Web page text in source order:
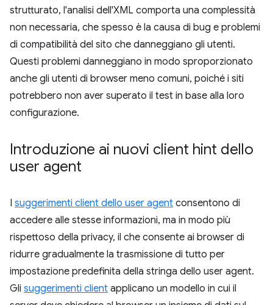
strutturato, l'analisi dell'XML comporta una complessità
non necessaria, che spesso è la causa di bug e problemi
di compatibilità del sito che danneggiano gli utenti.
Questi problemi danneggiano in modo sproporzionato
anche gli utenti di browser meno comuni, poiché i siti
potrebbero non aver superato il test in base alla loro
configurazione.
Introduzione ai nuovi client hint dello
user agent
I suggerimenti client dello user agent consentono di
accedere alle stesse informazioni, ma in modo più
rispettoso della privacy, il che consente ai browser di
ridurre gradualmente la trasmissione di tutto per
impostazione predefinita della stringa dello user agent.
Gli suggerimenti client applicano un modello in cui il